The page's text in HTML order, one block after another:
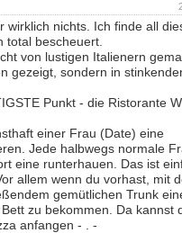
wirklich nichts. Ich finde all
total bescheuert.
von lustigen Italienern
gezeigt, sondern in
Punkt - die Ristorante
einer Frau (Date) eine
Jede halbwegs normale
eine runterhauen. Das ist
allem wenn du vorhast, mit
gemütlichen Trunk
zu bekommen. Da kannst
anfangen - . -